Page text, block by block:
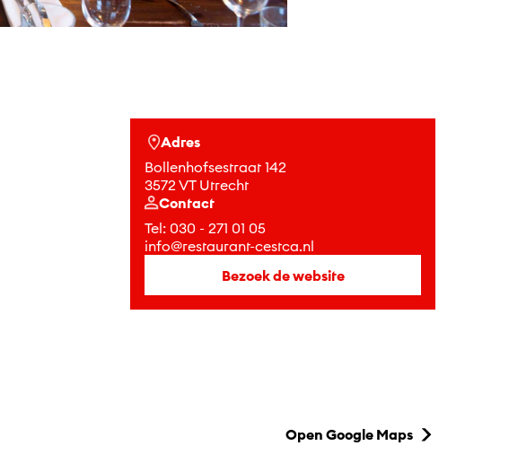
Adres
Bollenhofsestraat 142
3572 VT Utrecht
Contact
Tel: 030 - 271 01 05
info@restaurant-cestca.nl
Bezoek de website
Open Google Maps